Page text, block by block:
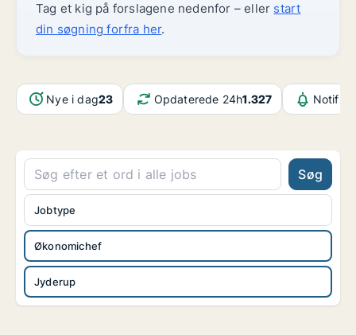
Tag et kig på forslagene nedenfor – eller start
din søgning forfra her.
Nye i dag23 Opdaterede 24h1.327
Søg
Økonomichef
Jyderup
Jobtype